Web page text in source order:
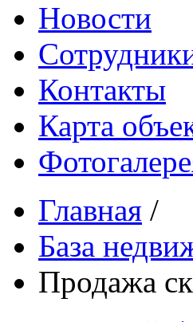
Новости
Контакты
Карта
Главная /
База
Продажа